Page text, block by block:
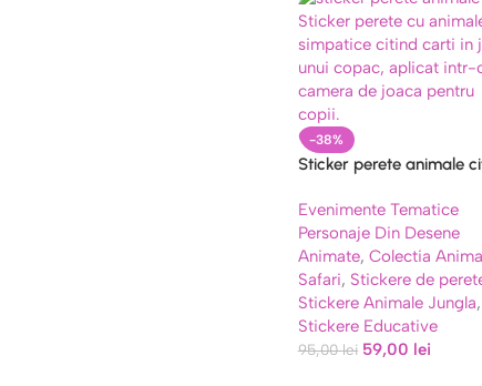
-38%
Sticker perete animale
130×90 cm
Evenimente Tematice
Personaje Din Desene
Animate, Colectia
Safari, Stickere de
Stickere Animale Jungla,
Stickere Educative
95,00lei 59,00 lei